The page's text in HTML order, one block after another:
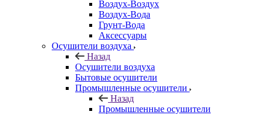
Воздух-Воздух
Воздух-Вода
Грунт-Вода
Аксессуары
Осушители воздуха
Назад
Осушители воздуха
Бытовые осушители
Промышленные осушители
Назад
Промышленные осушители